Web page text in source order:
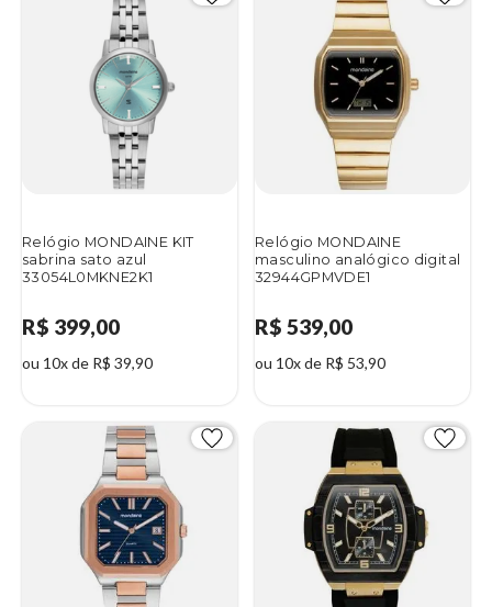
Relógio MONDAINE KIT
sabrina sato azul
33054L0MKNE2K1
R$ 399,00
ou 10x de R$ 39,90
Relógio MONDAINE
masculino analógico digital
32944GPMVDE1
R$ 539,00
ou 10x de R$ 53,90